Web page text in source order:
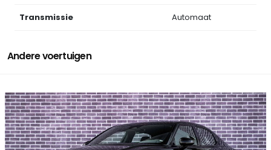
Transmissie Automaat
Andere voertuigen